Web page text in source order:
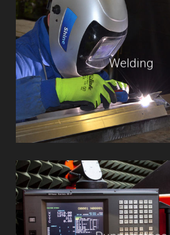
Welding